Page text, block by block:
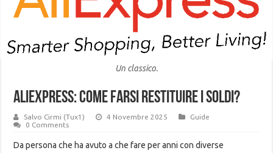
Un classico.
Aliexpress: come farsi restituire i soldi?
Salvo Cirmi (Tux1) 4 Novembre 2025
Guide
0 Comments
Da persona che ha avuto a che fare per anni con diverse